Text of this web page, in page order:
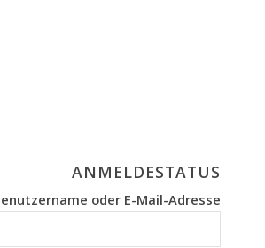
ANMELDESTATUS
oder E-Mail-Adresse